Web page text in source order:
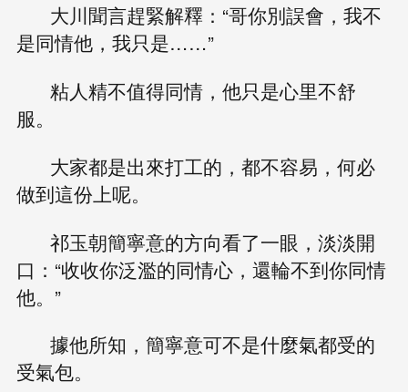
大川聞言趕緊解釋：“哥你別誤會，我不
是同情他，我只是……”
粘人精不值得同情，他只是心里不舒
服。
大家都是出來打工的，都不容易，何必
做到這份上呢。
祁玉朝簡寧意的方向看了一眼，淡淡開
口：“收收你泛濫的同情心，還輪不到你同情
他。”
據他所知，簡寧意可不是什麼氣都受的
受氣包。